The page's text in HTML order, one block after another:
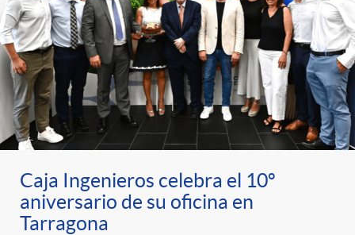
Caja Ingenieros celebra el 10º
aniversario de su oficina en
Tarragona